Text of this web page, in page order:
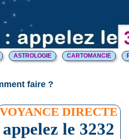
ASTROLOGIE CARTOMANCIE
faire ?
VOYANCE DIRECTE
appelez le 3232